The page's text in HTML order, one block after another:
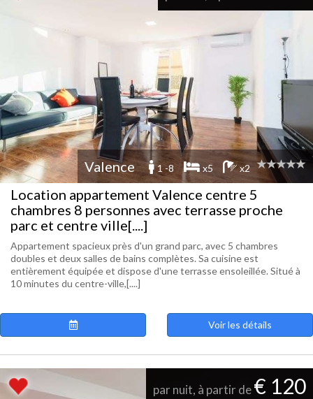
Valence 1 -8 x5 x2
Location appartement Valence centre 5
chambres 8 personnes avec terrasse proche
parc et centre ville[....]
Appartement spacieux près d'un grand parc, avec 5 chambres
doubles et deux salles de bains complètes. Sa cuisine est
entièrement équipée et dispose d'une terrasse ensoleillée. Situé à
10 minutes du centre-ville,[....]
Voir les détails
par nuit, à partir de€ 120